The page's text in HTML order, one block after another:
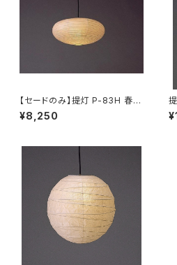
【セードのみ】提灯 P-83H 春雨
紙
¥8,250